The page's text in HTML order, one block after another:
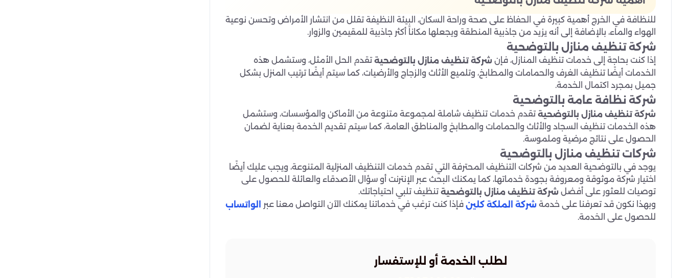
للنظافة في الخرج أهمية كبيرة في الحفاظ على صحة وراحة السكان، البيئة النظيفة تقلل من انتشار الأمراض وتحسن نوعية
الهواء والماء، بالإضافة إلى أنه يزيد من جاذبية المنطقة ويجعلها مكاناً أكثر جاذبية للمقيمين والزوار.
شركة تنظيف منازل بالتوضحية
إذا كنت بحاجة إلى خدمات تنظيف المنازل، فإن شركة تنظيف منازل بالتوضحية تقدم الحل الأمثل، وستشمل هذه
الخدمات أيضًا تنظيف الغرف والحمامات والمطابخ، وتلميع الأثاث والزجاج والأرضيات، كما سيتم أيضًا ترتيب المنزل بشكل
جميل بمجرد اكتمال الخدمة.
شركة نظافة عامة بالتوضحية
شركة تنظيف منازل بالتوضحية تقدم خدمات تنظيف شاملة لمجموعة متنوعة من الأماكن والمؤسسات، وستشمل
هذه الخدمات تنظيف السجاد والأثاث والحمامات والمطابخ والمناطق العامة، كما سيتم تقديم الخدمة بعناية لضمان
الحصول على نتائج مرضية وملموسة.
شركات تنظيف منازل بالتوضحية
يوجد في بالتوضحية العديد من شركات التنظيف المحترفة التي تقدم خدمات التنظيف المنزلية المتنوعة، ويجب عليك أيضًا
اختيار شركة موثوقة ومعروفة بجودة خدماتها، كما يمكنك البحث عبر الإنترنت أو سؤال الأصدقاء والعائلة للحصول على
توصيات للعثور على أفضل شركة تنظيف منازل بالتوضحية تنظيف تلبي احتياجاتك.
وبهذا نكون قد تعرفنا على خدمة شركة الملكة كلين فإذا كنت ترغب في خدماتنا يمكنك الآن التواصل معنا عبر
الواتساب
للحصول على الخدمة.
لطلب الخدمة أو للإستفسار